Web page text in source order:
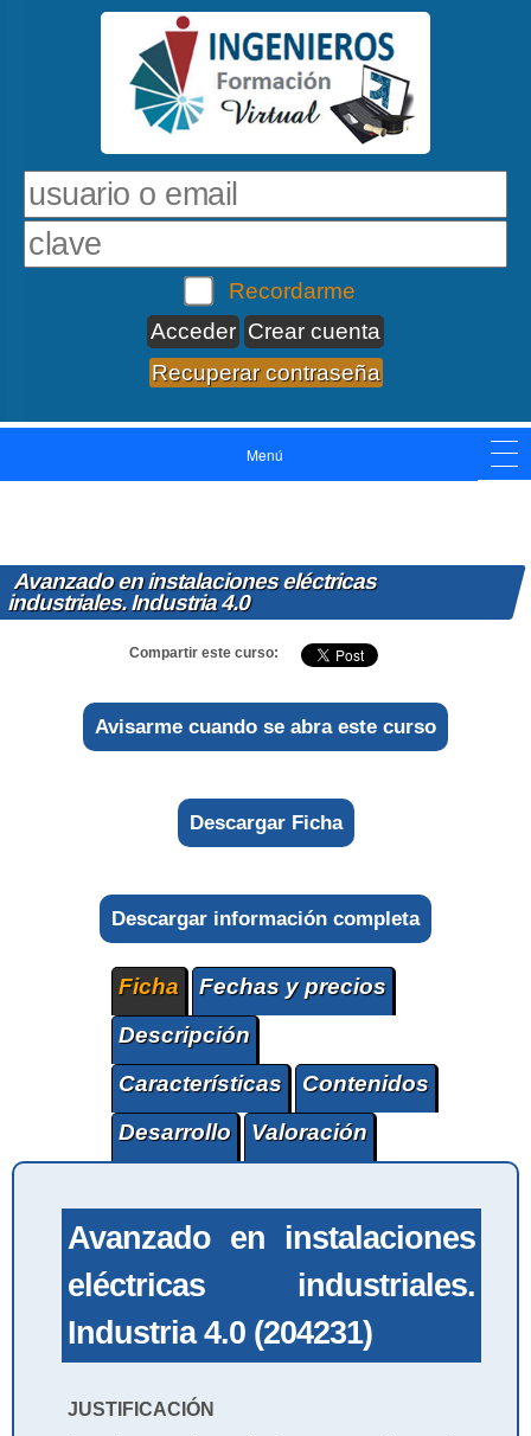
Recordarme
Crear cuenta
Recuperar contraseña
Menú
Avanzado en instalaciones eléctricas
industriales. Industria 4.0
Compartir este curso:
Avisarme cuando se abra este curso
Descargar Ficha
Descargar información completa
Ficha
Fechas y precios
Descripción
Características
Contenidos
Desarrollo
Valoración
Avanzado en instalaciones
eléctricas industriales.
Industria 4.0 (204231)
JUSTIFICACIÓN